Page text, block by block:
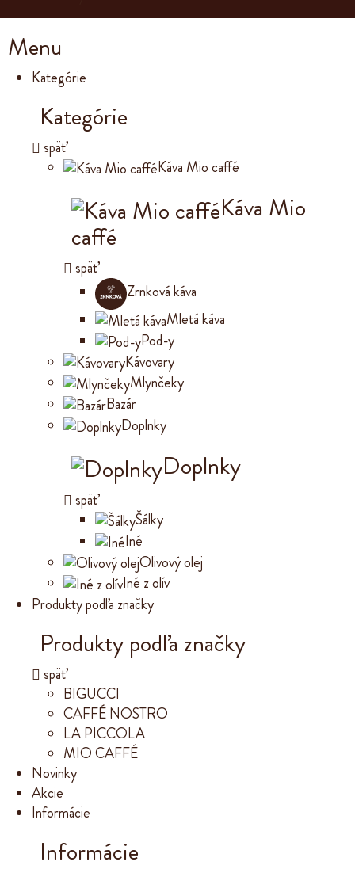
Menu
Kategórie
Kategórie
späť
Káva Mio caffé
Káva Mio
caffé
späť
Zrnková káva
Mletá káva
Pod-y
Kávovary
Mlynčeky
Bazár
Doplnky
Doplnky
späť
Šálky
Iné
Olivový olej
Iné z olív
Produkty podľa značky
Produkty podľa značky
späť
BIGUCCI
CAFFÉ NOSTRO
LA PICCOLA
MIO CAFFÉ
Novinky
Akcie
Informácie
Informácie